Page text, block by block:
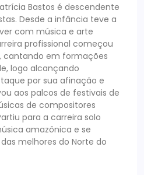
Bastos é descendente
Desde a infância teve a
com música e arte
profissional começou
cantando em formações
logo alcançando
por sua afinação e
aos palcos de festivais de
de compositores
para a carreira solo
amazônica e se
melhores do Norte do